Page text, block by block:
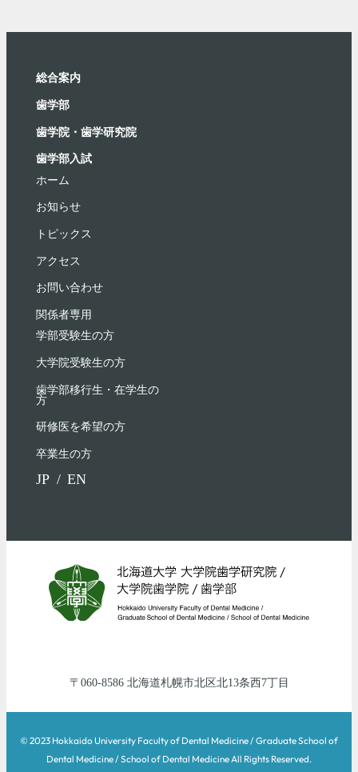
総合案内
⻭学部
歯学院・⻭学研究院
歯学部入試
ホーム
お知らせ
トピックス
アクセス
お問い合わせ
関係者専用
学部受験⽣の⽅
大学院受験生の方
歯学部移行生・在学⽣の
⽅
研修医を希望の方
卒業生の方
JP EN
060-8586 北海道札幌市北区北13条西7丁目
© 2023 Hokkaido University Faculty of Dental Medicine / Graduate School of
Dental Medicine / School of Dental Medicine All Rights Reserved.